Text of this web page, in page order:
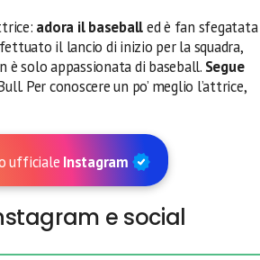
adora il baseballed è fan sfegatata
il lancio di inizio per la squadra,
è solo appassionata di baseball. Segue
Per conoscere un po’ meglio l’attrice,
ufficiale Instagram
e social